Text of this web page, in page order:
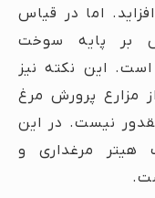
اما در قیاس
بر پایه سوخت
است. این نکته نیز
مزارع پرورش مرغ
نیست. در این
هیتر مرغداری و